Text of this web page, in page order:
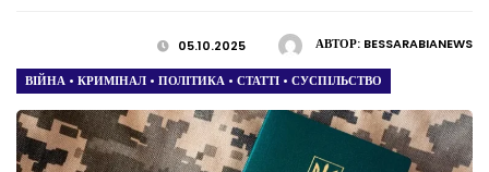
АВТОР: BESSARABIANEWS
05.10.2025
ВІЙНА • КРИМІНАЛ • ПОЛІТИКА • СТАТТІ • СУСПІЛЬСТВО